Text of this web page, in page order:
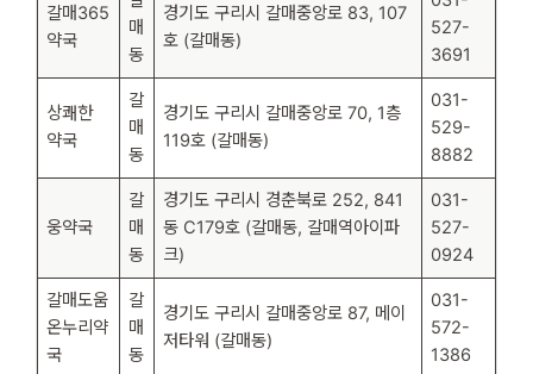
갈매365
약국
매
동
경기도 구리시 갈매중앙로 83, 107
호 (갈매동)
527-
3691
상쾌한
약국
갈
매
동
경기도 구리시 갈매중앙로 70, 1층
119호 (갈매동)
031-
529-
8882
웅약국
갈
매
동
경기도 구리시 경춘북로 252, 841
동 C179호 (갈매동, 갈매역아이파
크)
031-
527-
0924
갈매도움
온누리약
국
갈
매
동
경기도 구리시 갈매중앙로 87, 메이
저타워 (갈매동)
031-
572-
1386